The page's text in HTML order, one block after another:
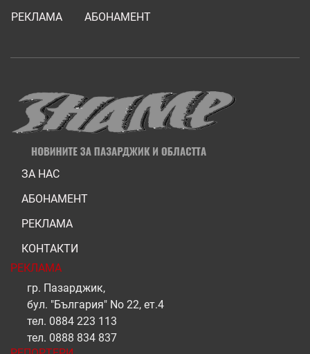
РЕКЛАМА
АБОНАМЕНТ
ЗА НАС
АБОНАМЕНТ
РЕКЛАМА
КОНТАКТИ
РЕКЛАМА
гр. Пазарджик,
бул. "България" No 22, ет.4
тел. 0884 223 113
тел. 0888 834 837